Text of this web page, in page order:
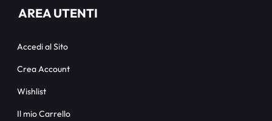
AREA UTENTI
Accedi al Sito
Crea Account
Wishlist
Il mio Carrello